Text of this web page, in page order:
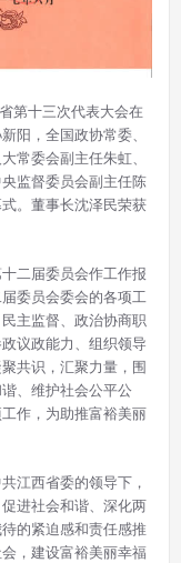
第十三次代表大会在
阳，全国政协常委、
常委会副主任朱虹、
监督委员会副主任陈
。董事长沈泽民荣获
二届委员会作工作报
委员会委会的各项工
主监督、政治协商职
议政能力、组织领导
共识，汇聚力量，围
、维护社会公平公
作，为助推富裕美丽
江西省委的领导下，
进社会和谐、深化两
的紧迫感和责任感推
，建设富裕美丽幸福